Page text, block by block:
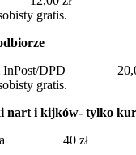
gratis.
InPost/DPD
gratis.
nart i kijków- tylko
40 zł